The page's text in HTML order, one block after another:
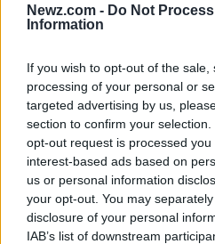
Newz.com - Do Not
Information
If you wish to opt-out of the
processing of your personal or
targeted advertising by us,
section to confirm your
opt-out request is processed
interest-based ads based on
us or personal information
your opt-out. You may
disclosure of your personal
IAB’s list of downstream
El conflicto entre la facción
llamadosMayosse
de un episodio que incluyó
Estados Unidos de Ismael
suceso reconfiguró
enfrentamientos
seguridad en rutas